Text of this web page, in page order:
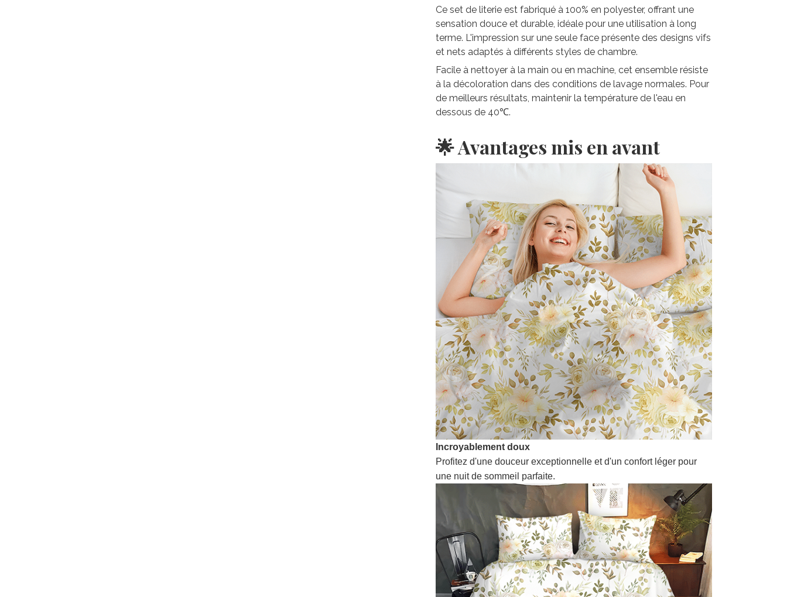
Ce set de literie est fabriqué à 100% en polyester, offrant une
sensation douce et durable, idéale pour une utilisation à long
terme. L'impression sur une seule face présente des designs vifs
et nets adaptés à différents styles de chambre.
Facile à nettoyer à la main ou en machine, cet ensemble résiste
à la décoloration dans des conditions de lavage normales. Pour
de meilleurs résultats, maintenir la température de l'eau en
dessous de 40℃.
🌟 Avantages mis en avant
Incroyablement doux
Profitez d'une douceur exceptionnelle et d'un confort léger pour
une nuit de sommeil parfaite.